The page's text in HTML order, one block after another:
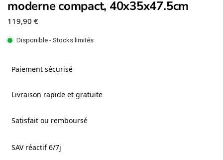
moderne compact, 40x35x47.5cm
119,90 €
Disponible - Stocks limités
Paiement sécurisé
Livraison rapide et gratuite
Satisfait ou remboursé
SAV réactif 6/7j